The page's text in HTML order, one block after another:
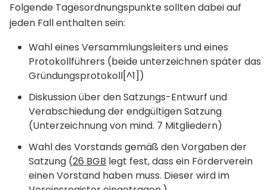
Folgende Tagesordnungspunkte sollten dabei auf
jeden Fall enthalten sein:
Wahl eines Versammlungsleiters und eines
Protokollführers (beide unterzeichnen später das
Gründungsprotokoll[^1])
Diskussion über den Satzungs-Entwurf und
Verabschiedung der endgültigen Satzung
(Unterzeichnung von mind. 7 Mitgliedern)
Wahl des Vorstands gemäß den Vorgaben der
Satzung (26 BGB legt fest, dass ein Förderverein
einen Vorstand haben muss. Dieser wird im